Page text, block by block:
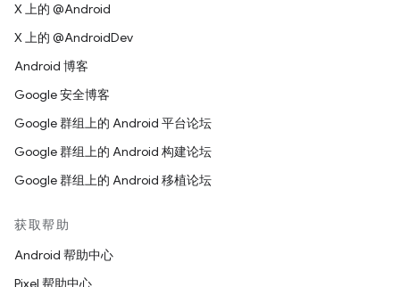
X 上的 @Android
X 上的 @AndroidDev
Android 博客
Google 安全博客
Google 群组上的 Android 平台论坛
Google 群组上的 Android 构建论坛
Google 群组上的 Android 移植论坛
获取帮助
Android 帮助中心
Pixel 帮助中心